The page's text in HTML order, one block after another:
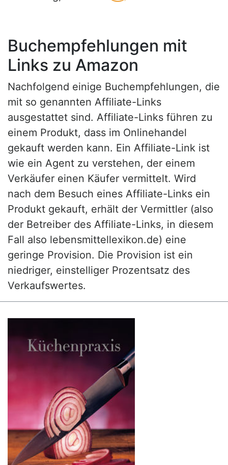
Buchempfehlungen mit
Links zu Amazon
Nachfolgend einige Buchempfehlungen, die
mit so genannten Affiliate-Links
ausgestattet sind. Affiliate-Links führen zu
einem Produkt, dass im Onlinehandel
gekauft werden kann. Ein Affiliate-Link ist
wie ein Agent zu verstehen, der einem
Verkäufer einen Käufer vermittelt. Wird
nach dem Besuch eines Affiliate-Links ein
Produkt gekauft, erhält der Vermittler (also
der Betreiber des Affiliate-Links, in diesem
Fall also lebensmittellexikon.de) eine
geringe Provision. Die Provision ist ein
niedriger, einstelliger Prozentsatz des
Verkaufswertes.